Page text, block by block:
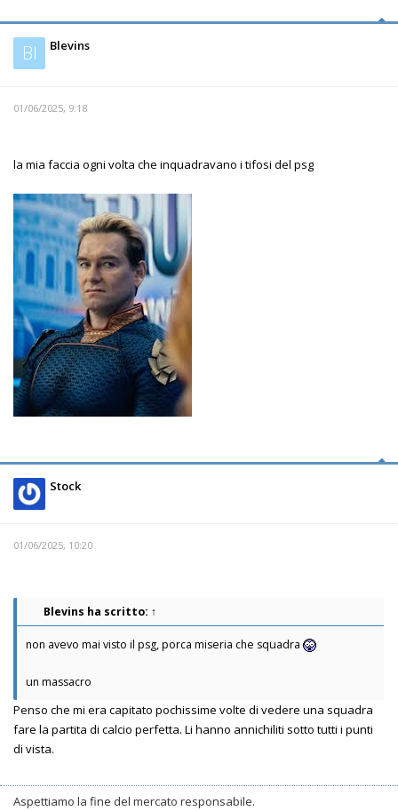
Bl Blevins
01/06/2025, 9:18
la mia faccia ogni volta che inquadravano i tifosi del psg
Stock
01/06/2025, 10:20
Blevins ha scritto: ↑
non avevo mai visto il psg, porca miseria che squadra
un massacro
Penso che mi era capitato pochissime volte di vedere una squadra
fare la partita di calcio perfetta. Li hanno annichiliti sotto tutti i punti
di vista.
Aspettiamo la fine del mercato responsabile.